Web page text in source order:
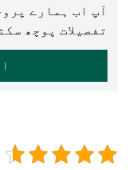
آپ اب ہمارے
تفصیلات پوچھ